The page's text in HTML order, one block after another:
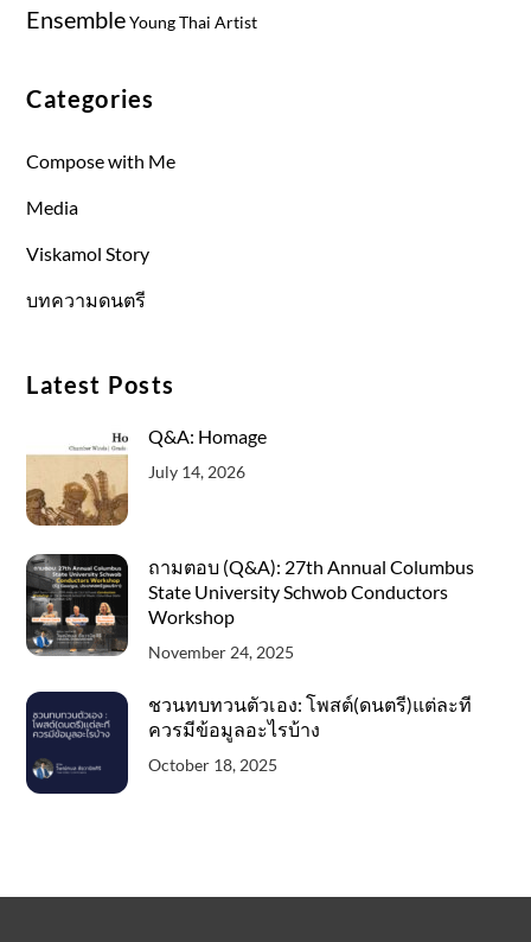
Ensemble Young Thai Artist
Categories
Compose with Me
Media
Viskamol Story
บทความดนตรี
Latest Posts
Q&A: Homage
July 14, 2026
ถามตอบ (Q&A): 27th Annual Columbus
State University Schwob Conductors
Workshop
November 24, 2025
ชวนทบทวนตัวเอง: โพสต์(ดนตรี)แต่ละที
ควรมีข้อมูลอะไรบ้าง
October 18, 2025